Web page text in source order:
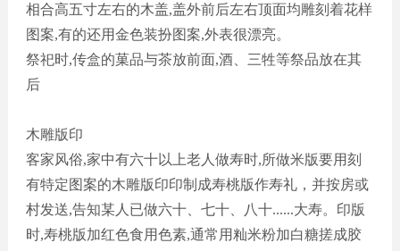
相合高五寸左右的木盖,盖外前后左右顶面均雕刻着花样
图案,有的还用金色装扮图案,外表很漂亮。
祭祀时,传盒的菓品与茶放前面,酒、三牲等祭品放在其
后
木雕版印
客家风俗,家中有六十以上老人做寿时,所做米版要用刻
有特定图案的木雕版印印制成寿桃版作寿礼，并按房或
村发送,告知某人已做六十、七十、八十......大寿。印版
时,寿桃版加红色食用色素,通常用籼米粉加白糖搓成胶